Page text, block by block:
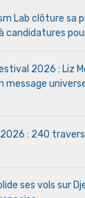
Lab clôture sa
candidatures
2026 : Liz
message
: 240
ses vols sur